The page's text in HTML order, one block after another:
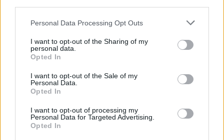
Personal Data Processing Opt Outs
I want to opt-out of the Sharing of my
personal data.
Opted In
I want to opt-out of the Sale of my
Personal Data.
Opted In
I want to opt-out of processing my
Personal Data for Targeted Advertising.
Opted In
Csökkenti Józsefváros az üresen álló lakásállományát